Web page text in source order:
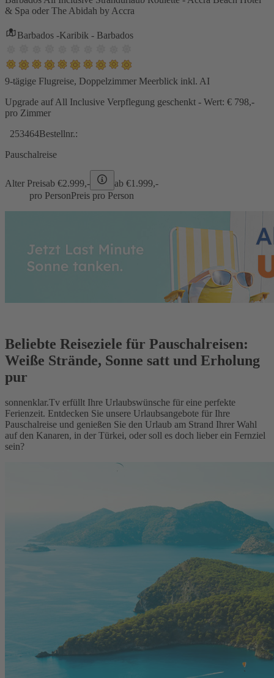
& Spa oder The Abidah by Accra
Barbados -Karibik - Barbados
9-tägige Flugreise, Doppelzimmer Meerblick inkl. AI
Upgrade auf All Inclusive Verpflegung geschenkt - Wert: € 798,-
pro Zimmer
253464Bestellnr.:
Pauschalreise
Alter Preisab €2.999,- ab €1.999,-
pro PersonPreis pro Person
Beliebte Reiseziele für Pauschalreisen:
Weiße Strände, Sonne satt und Erholung
pur
sonnenklar.Tv erfüllt Ihre Urlaubswünsche für eine perfekte
Ferienzeit. Entdecken Sie unsere Urlaubsangebote für Ihre
Pauschalreise und genießen Sie den Urlaub am Strand Ihrer Wahl
auf den Kanaren, in der Türkei, oder soll es doch lieber ein Fernziel
sein?